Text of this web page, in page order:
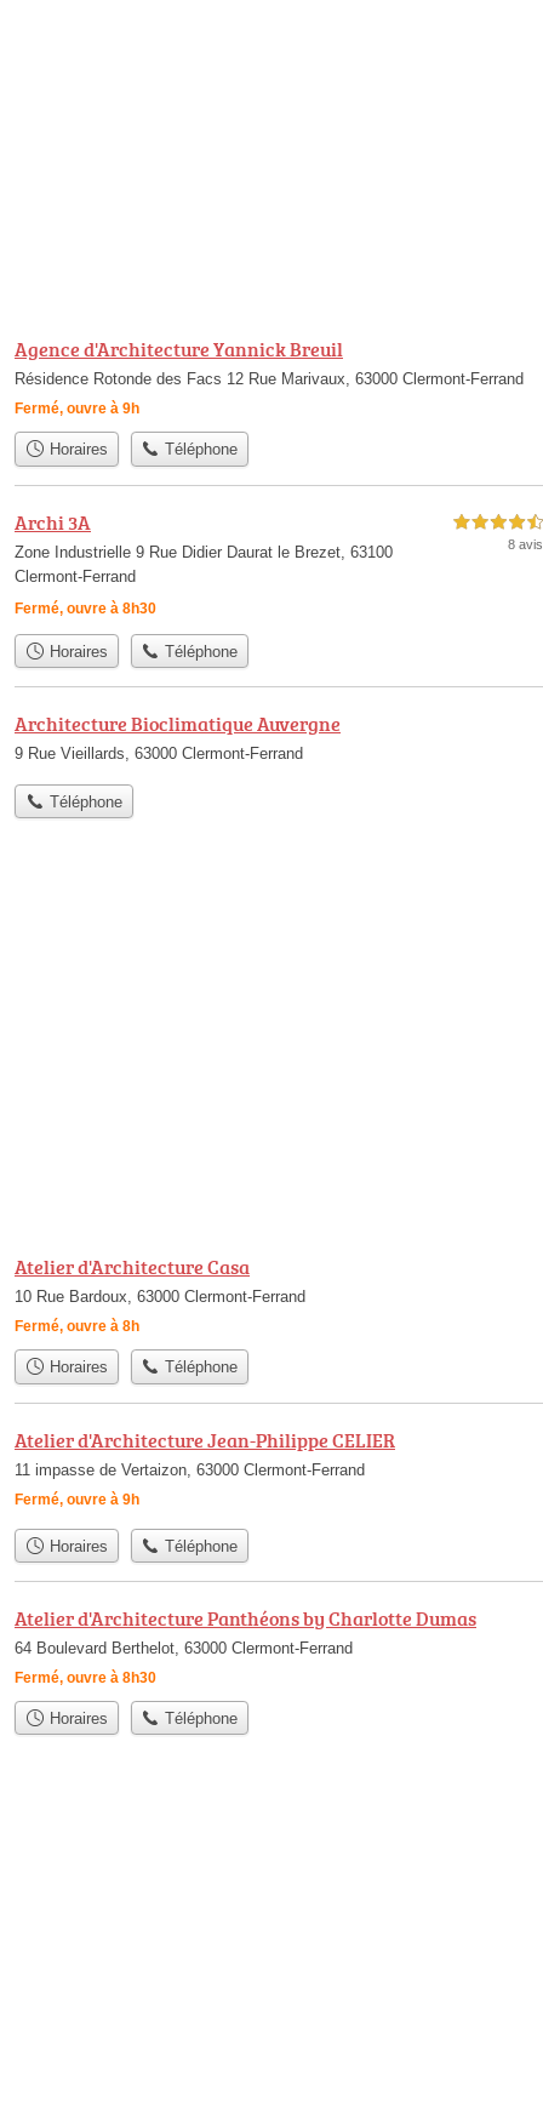
Agence d'Architecture Yannick Breuil
Résidence Rotonde des Facs 12 Rue Marivaux, 63000 Clermont-Ferrand
Fermé, ouvre à 9h
Horaires Téléphone
Archi 3A
Zone Industrielle 9 Rue Didier Daurat le Brezet, 63100
Clermont-Ferrand
Fermé, ouvre à 8h30
4,5 étoiles sur 5
8 avis
Horaires Téléphone
Architecture Bioclimatique Auvergne
9 Rue Vieillards, 63000 Clermont-Ferrand
Téléphone
Atelier d'Architecture Casa
10 Rue Bardoux, 63000 Clermont-Ferrand
Fermé, ouvre à 8h
Horaires Téléphone
Atelier d'Architecture Jean-Philippe CELIER
11 impasse de Vertaizon, 63000 Clermont-Ferrand
Fermé, ouvre à 9h
Horaires Téléphone
Atelier d'Architecture Panthéons by Charlotte Dumas
64 Boulevard Berthelot, 63000 Clermont-Ferrand
Fermé, ouvre à 8h30
Horaires Téléphone